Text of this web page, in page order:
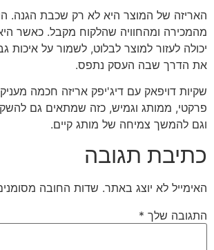
האריזה של המוצר היא לא רק שכבת הגנה.
מהמכירה ומהחוויה שהלקוח מקבל. כאשר היא
יכולה לעזור למוצר לבלוט, לשמור על איכות
את הדרך שבה העסק נתפס.
שקיות דויפאק עם דיג'יפק אריזה חכמה
פרקטי, ממותג וגמיש, כזה שמתאים גם
וגם להמשך צמיחה של מותג קיים.
כתיבת תגובה
האימייל לא יוצג באתר. שדות החובה
התגובה שלך *